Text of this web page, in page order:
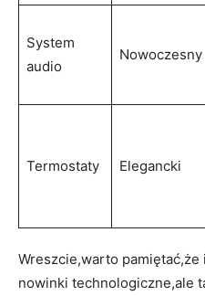
System
audio
Nowoczesny
Termostaty Elegancki
Wreszcie,warto
nowinki technologiczne,ale